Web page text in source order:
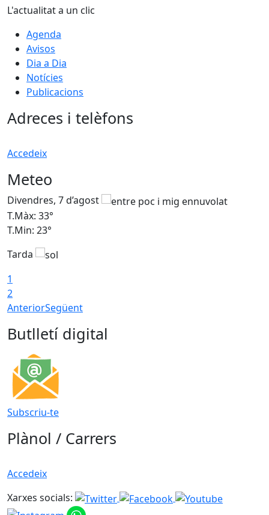
L'actualitat a un clic
Agenda
Avisos
Dia a Dia
Notícies
Publicacions
Adreces i telèfons
Accedeix
Meteo
Divendres, 7 d’agost
T.Màx: 33°
T.Min: 23°
Tarda
1
2
AnteriorSegüent
Butlletí digital
Subscriu-te
Plànol / Carrers
Accedeix
Xarxes socials: